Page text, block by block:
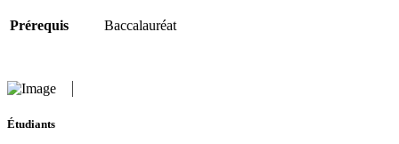
Prérequis Baccalauréat
Étudiants